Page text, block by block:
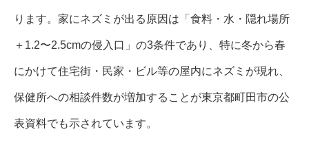
ります。家にネズミが出る原因は「食料・水・隠れ場所
＋1.2〜2.5cmの侵入口」の3条件であり、特に冬から春
にかけて住宅街・民家・ビル等の屋内にネズミが現れ、
保健所への相談件数が増加することが東京都町田市の公
表資料でも示されています。